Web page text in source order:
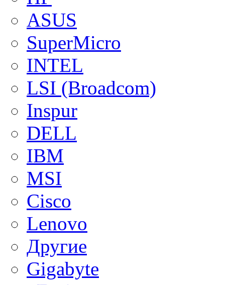
ASUS
SuperMicro
INTEL
LSI (Broadcom)
Inspur
DELL
IBM
MSI
Cisco
Lenovo
Другие
Gigabyte